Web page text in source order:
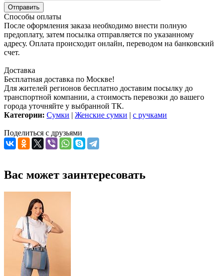
Способы оплаты
После оформления заказа необходимо внести полную
предоплату, затем посылка отправляется по указанному
адресу. Оплата происходит онлайн, переводом на банковский
счет.
Доставка
Бесплатная доставка по Москве!
Для жителей регионов бесплатно доставим посылку до
транспортной компании, а стоимость перевозки до вашего
города уточняйте у выбранной ТК.
Категории: Сумки | Женские сумки | с ручками
Поделиться с друзьями
Вас может заинтересовать